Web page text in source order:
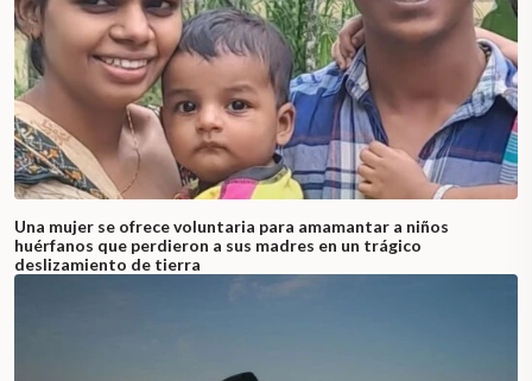
Una mujer se ofrece voluntaria para amamantar a niños
huérfanos que perdieron a sus madres en un trágico
deslizamiento de tierra